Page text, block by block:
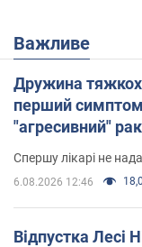
Важливе
Дружина
перший
"агресивний" рак
Спершу лікарі не
6.08.2026 12:46
Відпустка Лесі